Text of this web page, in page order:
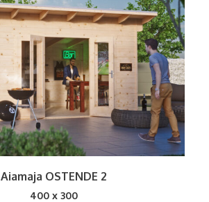
Aiamaja OSTENDE 2
400 x 300